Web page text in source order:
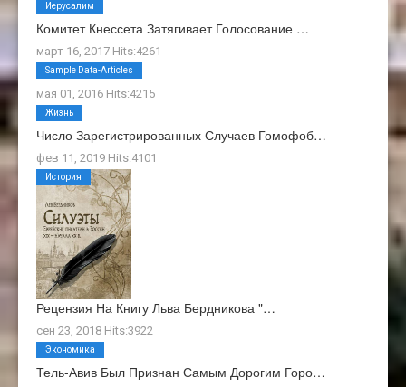
Комитет Кнессета Затягивает Голосование …
март 16, 2017 Hits:4261
Иерусалим
О Нас
мая 01, 2016 Hits:4215
Sample Data-Articles
Число Зарегистрированных Случаев Гомофоб…
фев 11, 2019 Hits:4101
Жизнь
Рецензия На Книгу Льва Бердникова "…
сен 23, 2018 Hits:3922
История
Тель-Авив Был Признан Самым Дорогим Горо…
Экономика